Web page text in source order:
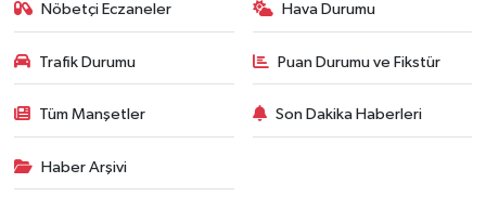
Nöbetçi Eczaneler Hava Durumu
Trafik Durumu Puan Durumu ve Fikstür
Tüm Manşetler Son Dakika Haberleri
Haber Arşivi